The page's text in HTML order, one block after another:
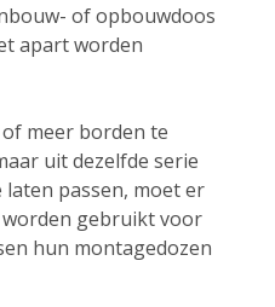
of opbouwdoos
apart worden
meer borden te
uit dezelfde serie
laten passen, moet er
gebruikt voor
hun montagedozen